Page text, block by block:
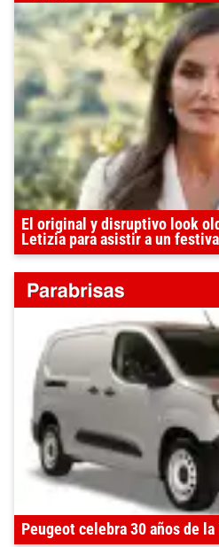
El original y disruptivo look
Letizia para asistir a un
Peugeot celebra 30 años de